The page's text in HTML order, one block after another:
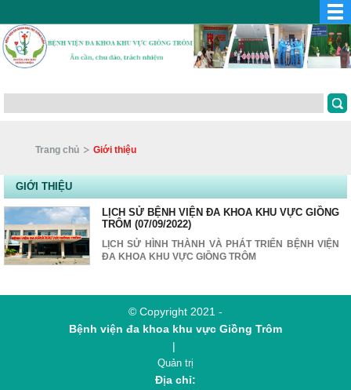
Trang chủ Giới thiệu
GIỚI THIỆU
LỊCH SỬ BỆNH VIỆN ĐA KHOA KHU VỰC GIỒNG
TRÔM (07/09/2022)
LỊCH SỬ HÌNH THÀNH VÀ PHÁT TRIỂN BỆNH VIỆN
ĐA KHOA KHU VỰC GIỒNG TRÔM
© Copyright 2021 -
Bệnh viện đa khoa khu vực Giồng Trôm
|
Quản trị
Địa chỉ: